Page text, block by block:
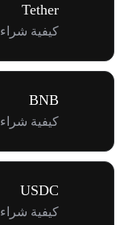
Tether
كيفية شراء USDT
BNB
كيفية شراء BNB
USDC
كيفية شراء USDC